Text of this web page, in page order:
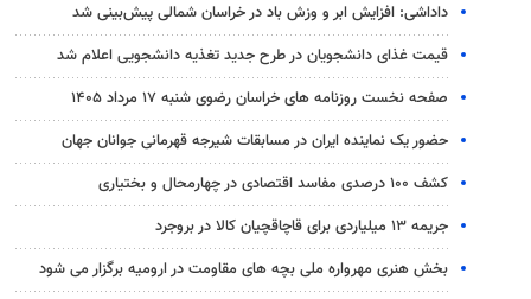
داداشی: افزایش ابر و وزش باد در خراسان شمالی پیش‌بینی شد
قیمت غذای دانشجویان در طرح جدید تغذیه دانشجویی اعلام شد
صفحه نخست روزنامه های خراسان رضوی شنبه ۱۷ مرداد ۱۴۰۵
حضور یک نماینده ایران در مسابقات شیرجه قهرمانی جوانان جهان
کشف ۱۰۰ درصدی مفاسد اقتصادی در چهارمحال و بختیاری
جریمه ۱۳ میلیاردی برای قاچاقچیان کالا در بروجرد
بخش هنری مهرواره ملی بچه های مقاومت در ارومیه برگزار می شود